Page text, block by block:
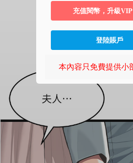
充值閱幣，升級
登陸賬戶
本內容只免費提供小